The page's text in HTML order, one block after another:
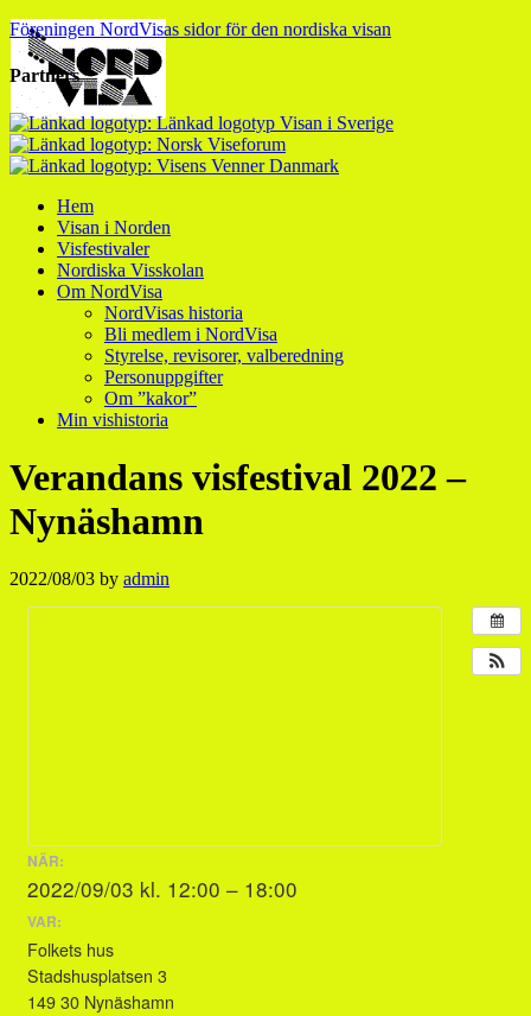
Föreningen NordVisas sidor för den nordiska visan
Partners
Hem
Visan i Norden
Visfestivaler
Nordiska Visskolan
Om NordVisa
NordVisas historia
Bli medlem i NordVisa
Styrelse, revisorer, valberedning
Personuppgifter
Om ”kakor”
Min vishistoria
Verandans visfestival 2022 –
Nynäshamn
2022/08/03 by admin
NÄR:
2022/09/03 kl. 12:00 – 18:00
VAR:
Folkets hus
Stadshusplatsen 3
149 30 Nynäshamn